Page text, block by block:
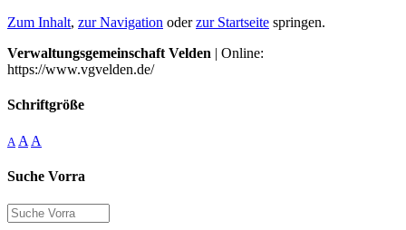
Zum Inhalt, zur Navigation oderzur Startseite springen.
Verwaltungsgemeinschaft Velden | Online:
https://www.vgvelden.de/
Schriftgröße
A A A
Suche Vorra